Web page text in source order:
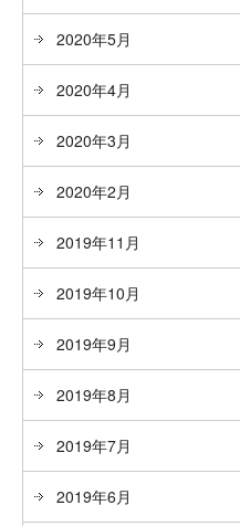
2020年5月
2020年4月
2020年3月
2020年2月
2019年11月
2019年10月
2019年9月
2019年8月
2019年7月
2019年6月